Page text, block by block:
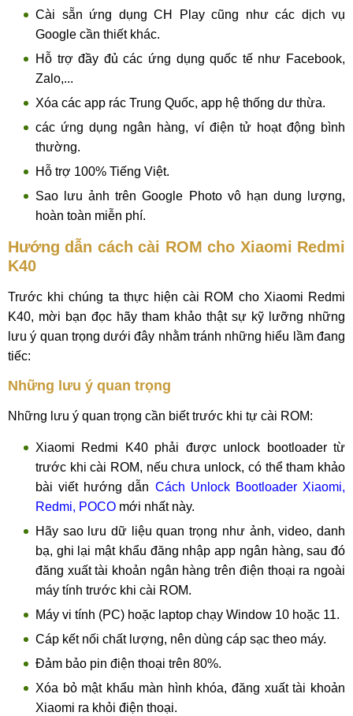
Cài sẵn ứng dụng CH Play cũng như các dịch vụ
Google cần thiết khác.
Hỗ trợ đầy đủ các ứng dụng quốc tế như Facebook,
Zalo,...
Xóa các app rác Trung Quốc, app hệ thống dư thừa.
các ứng dụng ngân hàng, ví điện tử hoạt động bình
thường.
Hỗ trợ 100% Tiếng Việt.
Sao lưu ảnh trên Google Photo vô hạn dung lượng,
hoàn toàn miễn phí.
Hướng dẫn cách cài ROM cho Xiaomi Redmi
K40
Trước khi chúng ta thực hiện cài ROM cho Xiaomi Redmi
K40, mời bạn đọc hãy tham khảo thật sự kỹ lưỡng những
lưu ý quan trọng dưới đây nhằm tránh những hiểu lầm đang
tiếc:
Những lưu ý quan trọng
Những lưu ý quan trọng cần biết trước khi tự cài ROM:
Xiaomi Redmi K40 phải được unlock bootloader từ
trước khi cài ROM, nếu chưa unlock, có thể tham khảo
bài viết hướng dẫn Cách Unlock Bootloader Xiaomi,
Redmi, POCO mới nhất này.
Hãy sao lưu dữ liệu quan trọng như ảnh, video, danh
bạ, ghi lại mật khẩu đăng nhập app ngân hàng, sau đó
đăng xuất tài khoản ngân hàng trên điện thoại ra ngoài
máy tính trước khi cài ROM.
Máy vi tính (PC) hoặc laptop chạy Window 10 hoặc 11.
Cáp kết nối chất lượng, nên dùng cáp sạc theo máy.
Đảm bảo pin điện thoại trên 80%.
Xóa bỏ mật khẩu màn hình khóa, đăng xuất tài khoản
Xiaomi ra khỏi điện thoại.